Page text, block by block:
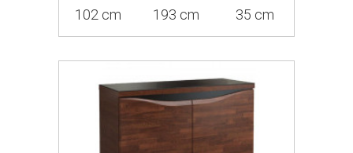
102 cm 193 cm 35 cm